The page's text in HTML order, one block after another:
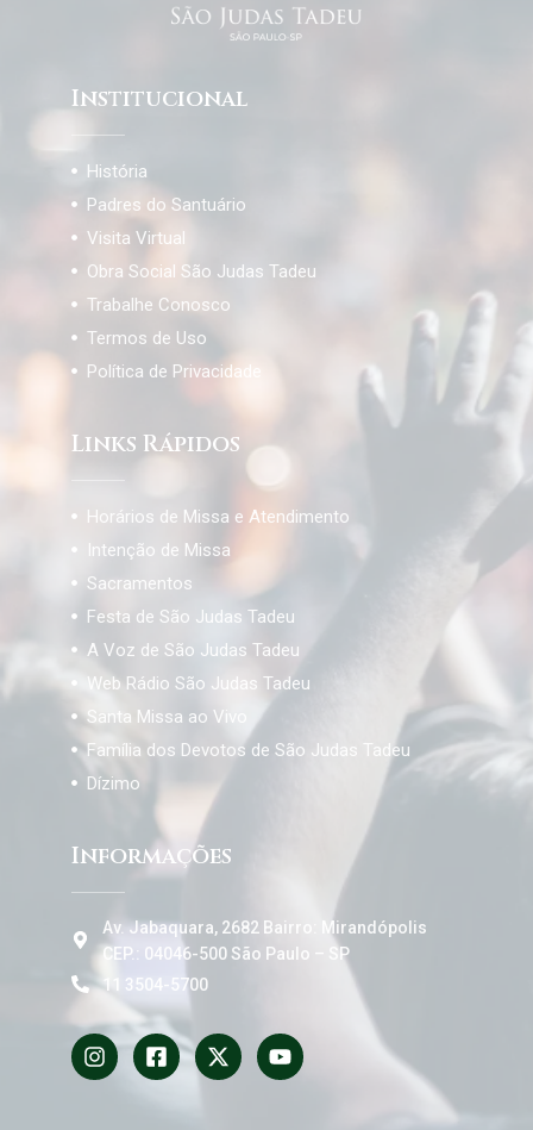
Institucional
História
Padres do Santuário
Visita Virtual
Obra Social São Judas Tadeu
Trabalhe Conosco
Termos de Uso
Política de Privacidade
Links Rápidos
Horários de Missa e Atendimento
Intenção de Missa
Sacramentos
Festa de São Judas Tadeu
A Voz de São Judas Tadeu
Web Rádio São Judas Tadeu
Santa Missa ao Vivo
Família dos Devotos de São Judas Tadeu
Dízimo
Informações
Av. Jabaquara, 2682 Bairro: Mirandópolis
CEP.: 04046-500 São Paulo – SP
11 3504-5700